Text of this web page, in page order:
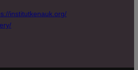
institutkenauk.org/